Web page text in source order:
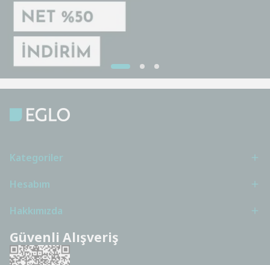
Kategoriler
Hesabım
Hakkımızda
Güvenli Alışveriş